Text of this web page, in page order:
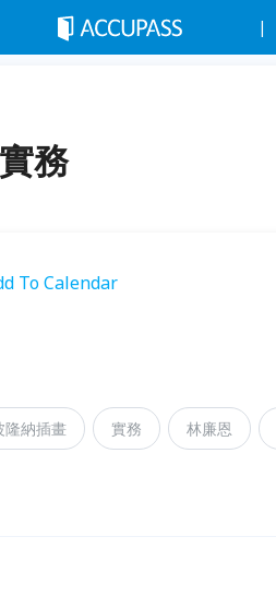
務
To Calendar
隆納插畫 實務 林廉恩